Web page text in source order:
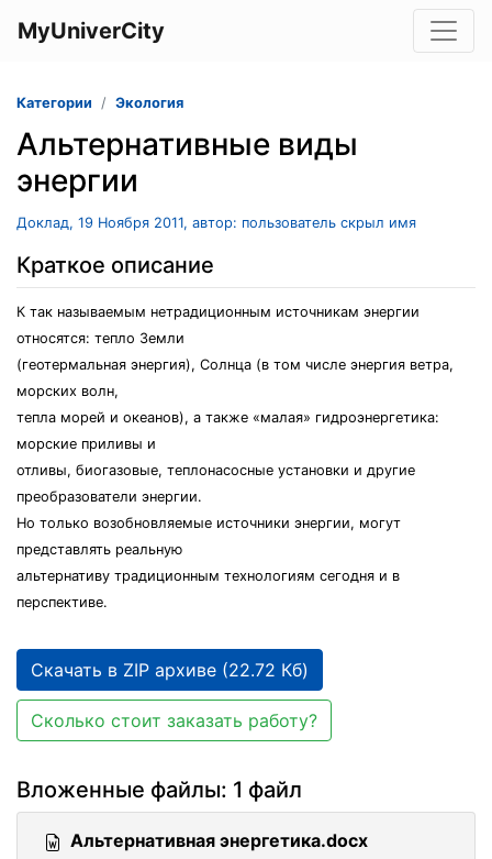
MyUniverCity
Категории Экология
Альтернативные виды
энергии
Доклад, 19 Ноября 2011, автор: пользователь скрыл имя
Краткое описание
К так называемым нетрадиционным источникам энергии
относятся: тепло Земли
(геотермальная энергия), Солнца (в том числе энергия ветра,
морских волн,
тепла морей и океанов), а также «малая» гидроэнергетика:
морские приливы и
отливы, биогазовые, теплонасосные установки и другие
преобразователи энергии.
Но только возобновляемые источники энергии, могут
представлять реальную
альтернативу традиционным технологиям сегодня и в
перспективе.
Скачать в ZIP архиве (22.72 Кб)
Сколько стоит заказать работу?
Вложенные файлы: 1 файл
Альтернативная энергетика.docx